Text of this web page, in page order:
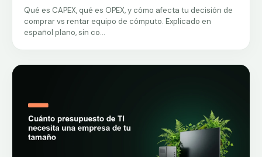
Qué es CAPEX, qué es OPEX, y cómo afecta tu decisión de
comprar vs rentar equipo de cómputo. Explicado en
español plano, sin co...